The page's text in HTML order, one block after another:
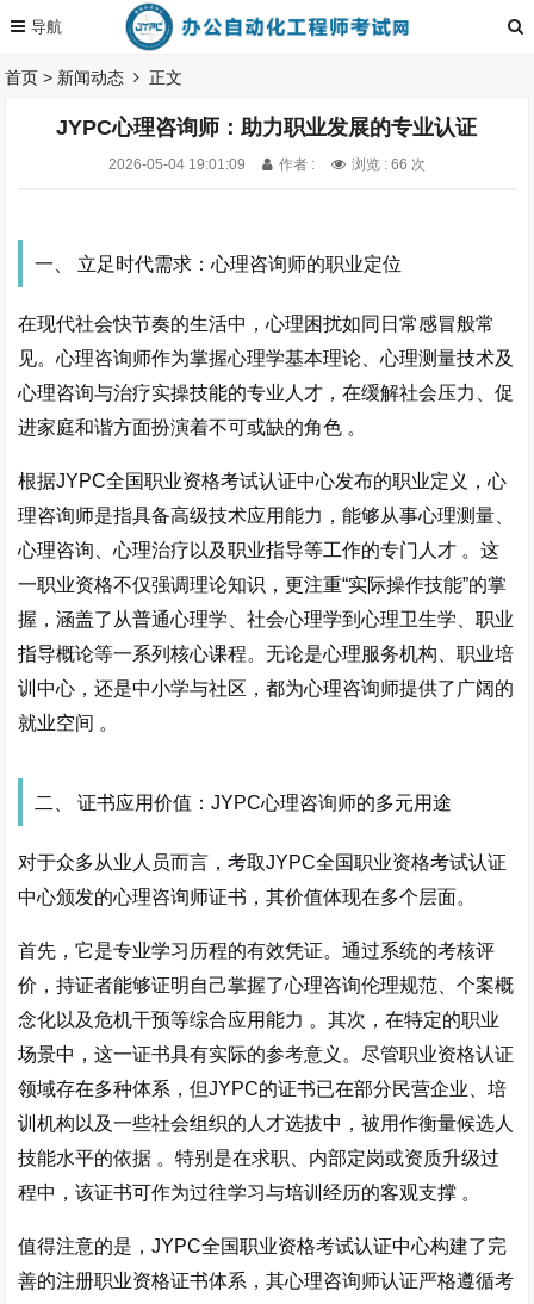
首页 > 新闻动态 正文
JYPC心理咨询师：助力职业发展的专业认证
2026-05-04 19:01:09 作者 : 浏览 : 66 次
一、 立足时代需求：心理咨询师的职业定位
在现代社会快节奏的生活中，心理困扰如同日常感冒般常
见。心理咨询师作为掌握心理学基本理论、心理测量技术及
心理咨询与治疗实操技能的专业人才，在缓解社会压力、促
进家庭和谐方面扮演着不可或缺的角色 。
根据JYPC全国职业资格考试认证中心发布的职业定义，心
理咨询师是指具备高级技术应用能力，能够从事心理测量、
心理咨询、心理治疗以及职业指导等工作的专门人才 。这
一职业资格不仅强调理论知识，更注重“实际操作技能”的掌
握，涵盖了从普通心理学、社会心理学到心理卫生学、职业
指导概论等一系列核心课程。无论是心理服务机构、职业培
训中心，还是中小学与社区，都为心理咨询师提供了广阔的
就业空间 。
二、 证书应用价值：JYPC心理咨询师的多元用途
对于众多从业人员而言，考取JYPC全国职业资格考试认证
中心颁发的心理咨询师证书，其价值体现在多个层面。
首先，它是专业学习历程的有效凭证。通过系统的考核评
价，持证者能够证明自己掌握了心理咨询伦理规范、个案概
念化以及危机干预等综合应用能力 。其次，在特定的职业
场景中，这一证书具有实际的参考意义。尽管职业资格认证
领域存在多种体系，但JYPC的证书已在部分民营企业、培
训机构以及一些社会组织的人才选拔中，被用作衡量候选人
技能水平的依据 。特别是在求职、内部定岗或资质升级过
程中，该证书可作为过往学习与培训经历的客观支撑 。
值得注意的是，JYPC全国职业资格考试认证中心构建了完
善的注册职业资格证书体系，其心理咨询师认证严格遵循考